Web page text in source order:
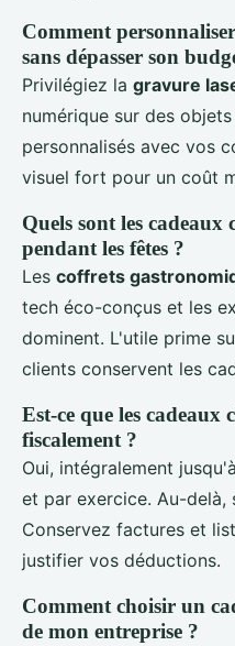
Comment
sans dépasser son
Privilégiez la gravure
numérique sur des
personnalisés avec vos
visuel fort pour un coût
Quels sont les cadeaux
pendant les fêtes ?
Les coffrets
tech éco-conçus et les
dominent. L'utile prime
clients conservent les
Est-ce que les cadeaux
fiscalement ?
Oui, intégralement jusqu'à
et par exercice. Au-delà,
Conservez factures et
justifier vos déductions.
Comment choisir un
de mon entreprise ?